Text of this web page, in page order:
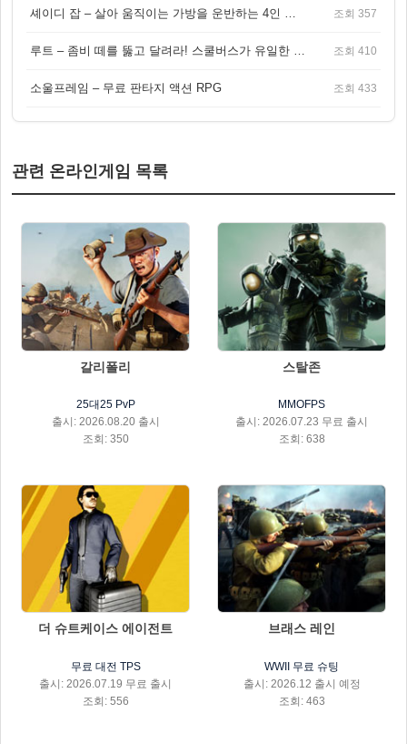
셰이디 잡 – 살아 움직이는 가방을 운반하는 4인 협동 물리 어드벤처 게임 조회 357
루트 – 좀비 떼를 뚫고 달려라! 스쿨버스가 유일한 집이 되는 4인 협동 생존 게임 조회 410
소울프레임 – 무료 판타지 액션 RPG 조회 433
관련 온라인게임 목록
갈리폴리
25대25 PvP
출시: 2026.08.20 출시
조회: 350
스탈존
MMOFPS
출시: 2026.07.23 무료 출시
조회: 638
더 슈트케이스 에이전트
무료 대전 TPS
출시: 2026.07.19 무료 출시
조회: 556
브래스 레인
WWII 무료 슈팅
출시: 2026.12 출시 예정
조회: 463